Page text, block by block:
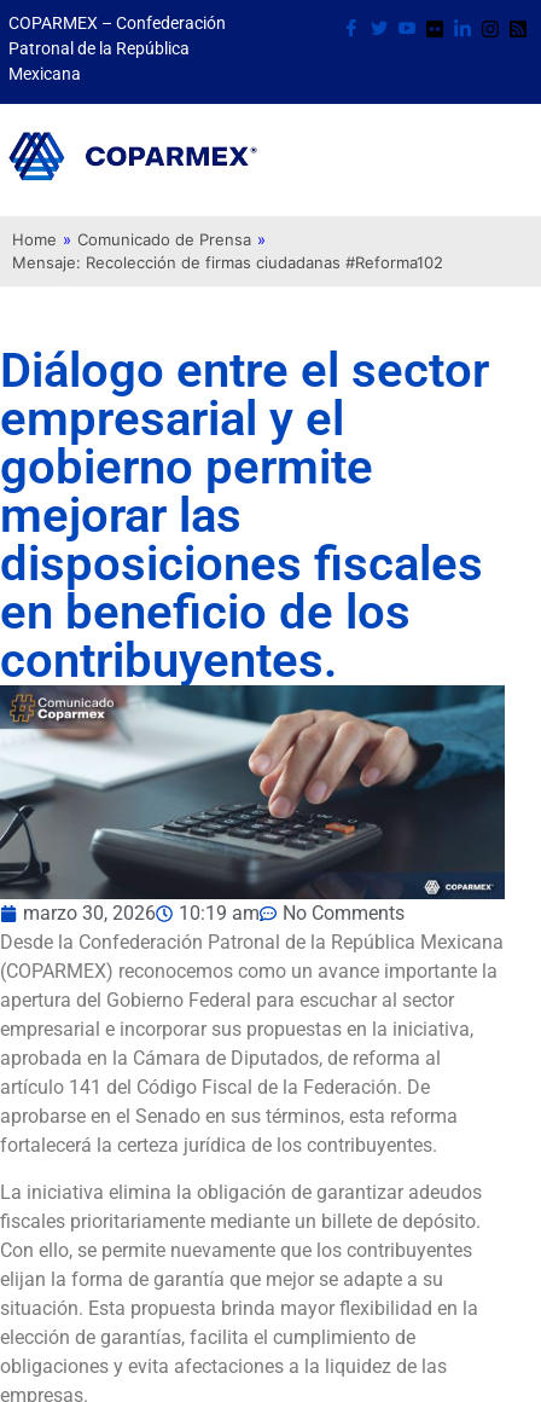
COPARMEX – Confederación
Patronal de la República
Mexicana
Home » Comunicado de Prensa »
Mensaje: Recolección de firmas ciudadanas #Reforma102
Diálogo entre el sector
empresarial y el
gobierno permite
mejorar las
disposiciones fiscales
en beneficio de los
contribuyentes.
marzo 30, 2026 10:19 am
No Comments
Desde la Confederación Patronal de la República Mexicana
(COPARMEX) reconocemos como un avance importante la
apertura del Gobierno Federal para escuchar al sector
empresarial e incorporar sus propuestas en la iniciativa,
aprobada en la Cámara de Diputados, de reforma al
artículo 141 del Código Fiscal de la Federación. De
aprobarse en el Senado en sus términos, esta reforma
fortalecerá la certeza jurídica de los contribuyentes.
La iniciativa elimina la obligación de garantizar adeudos
fiscales prioritariamente mediante un billete de depósito.
Con ello, se permite nuevamente que los contribuyentes
elijan la forma de garantía que mejor se adapte a su
situación. Esta propuesta brinda mayor flexibilidad en la
elección de garantías, facilita el cumplimiento de
obligaciones y evita afectaciones a la liquidez de las
empresas.